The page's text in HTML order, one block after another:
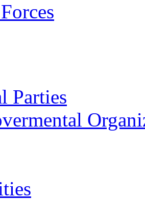
Parties